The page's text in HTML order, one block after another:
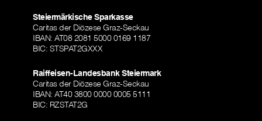
Steiermärkische Sparkasse
Caritas der Diözese Graz-Seckau
IBAN: AT08 2081 5000 0169 1187
BIC: STSPAT2GXXX
Raiffeisen-Landesbank Steiermark
Caritas der Diözese Graz-Seckau
IBAN: AT40 3800 0000 0005 5111
BIC: RZSTAT2G